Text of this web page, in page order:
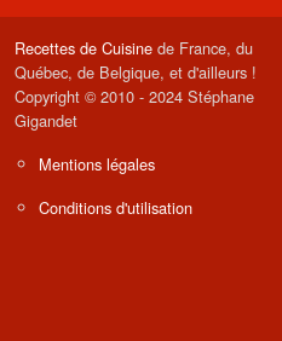
Recettes de Cuisine de France, du
Québec, de Belgique, et d'ailleurs !
Copyright © 2010 - 2024 Stéphane
Gigandet
Mentions légales
Conditions d'utilisation